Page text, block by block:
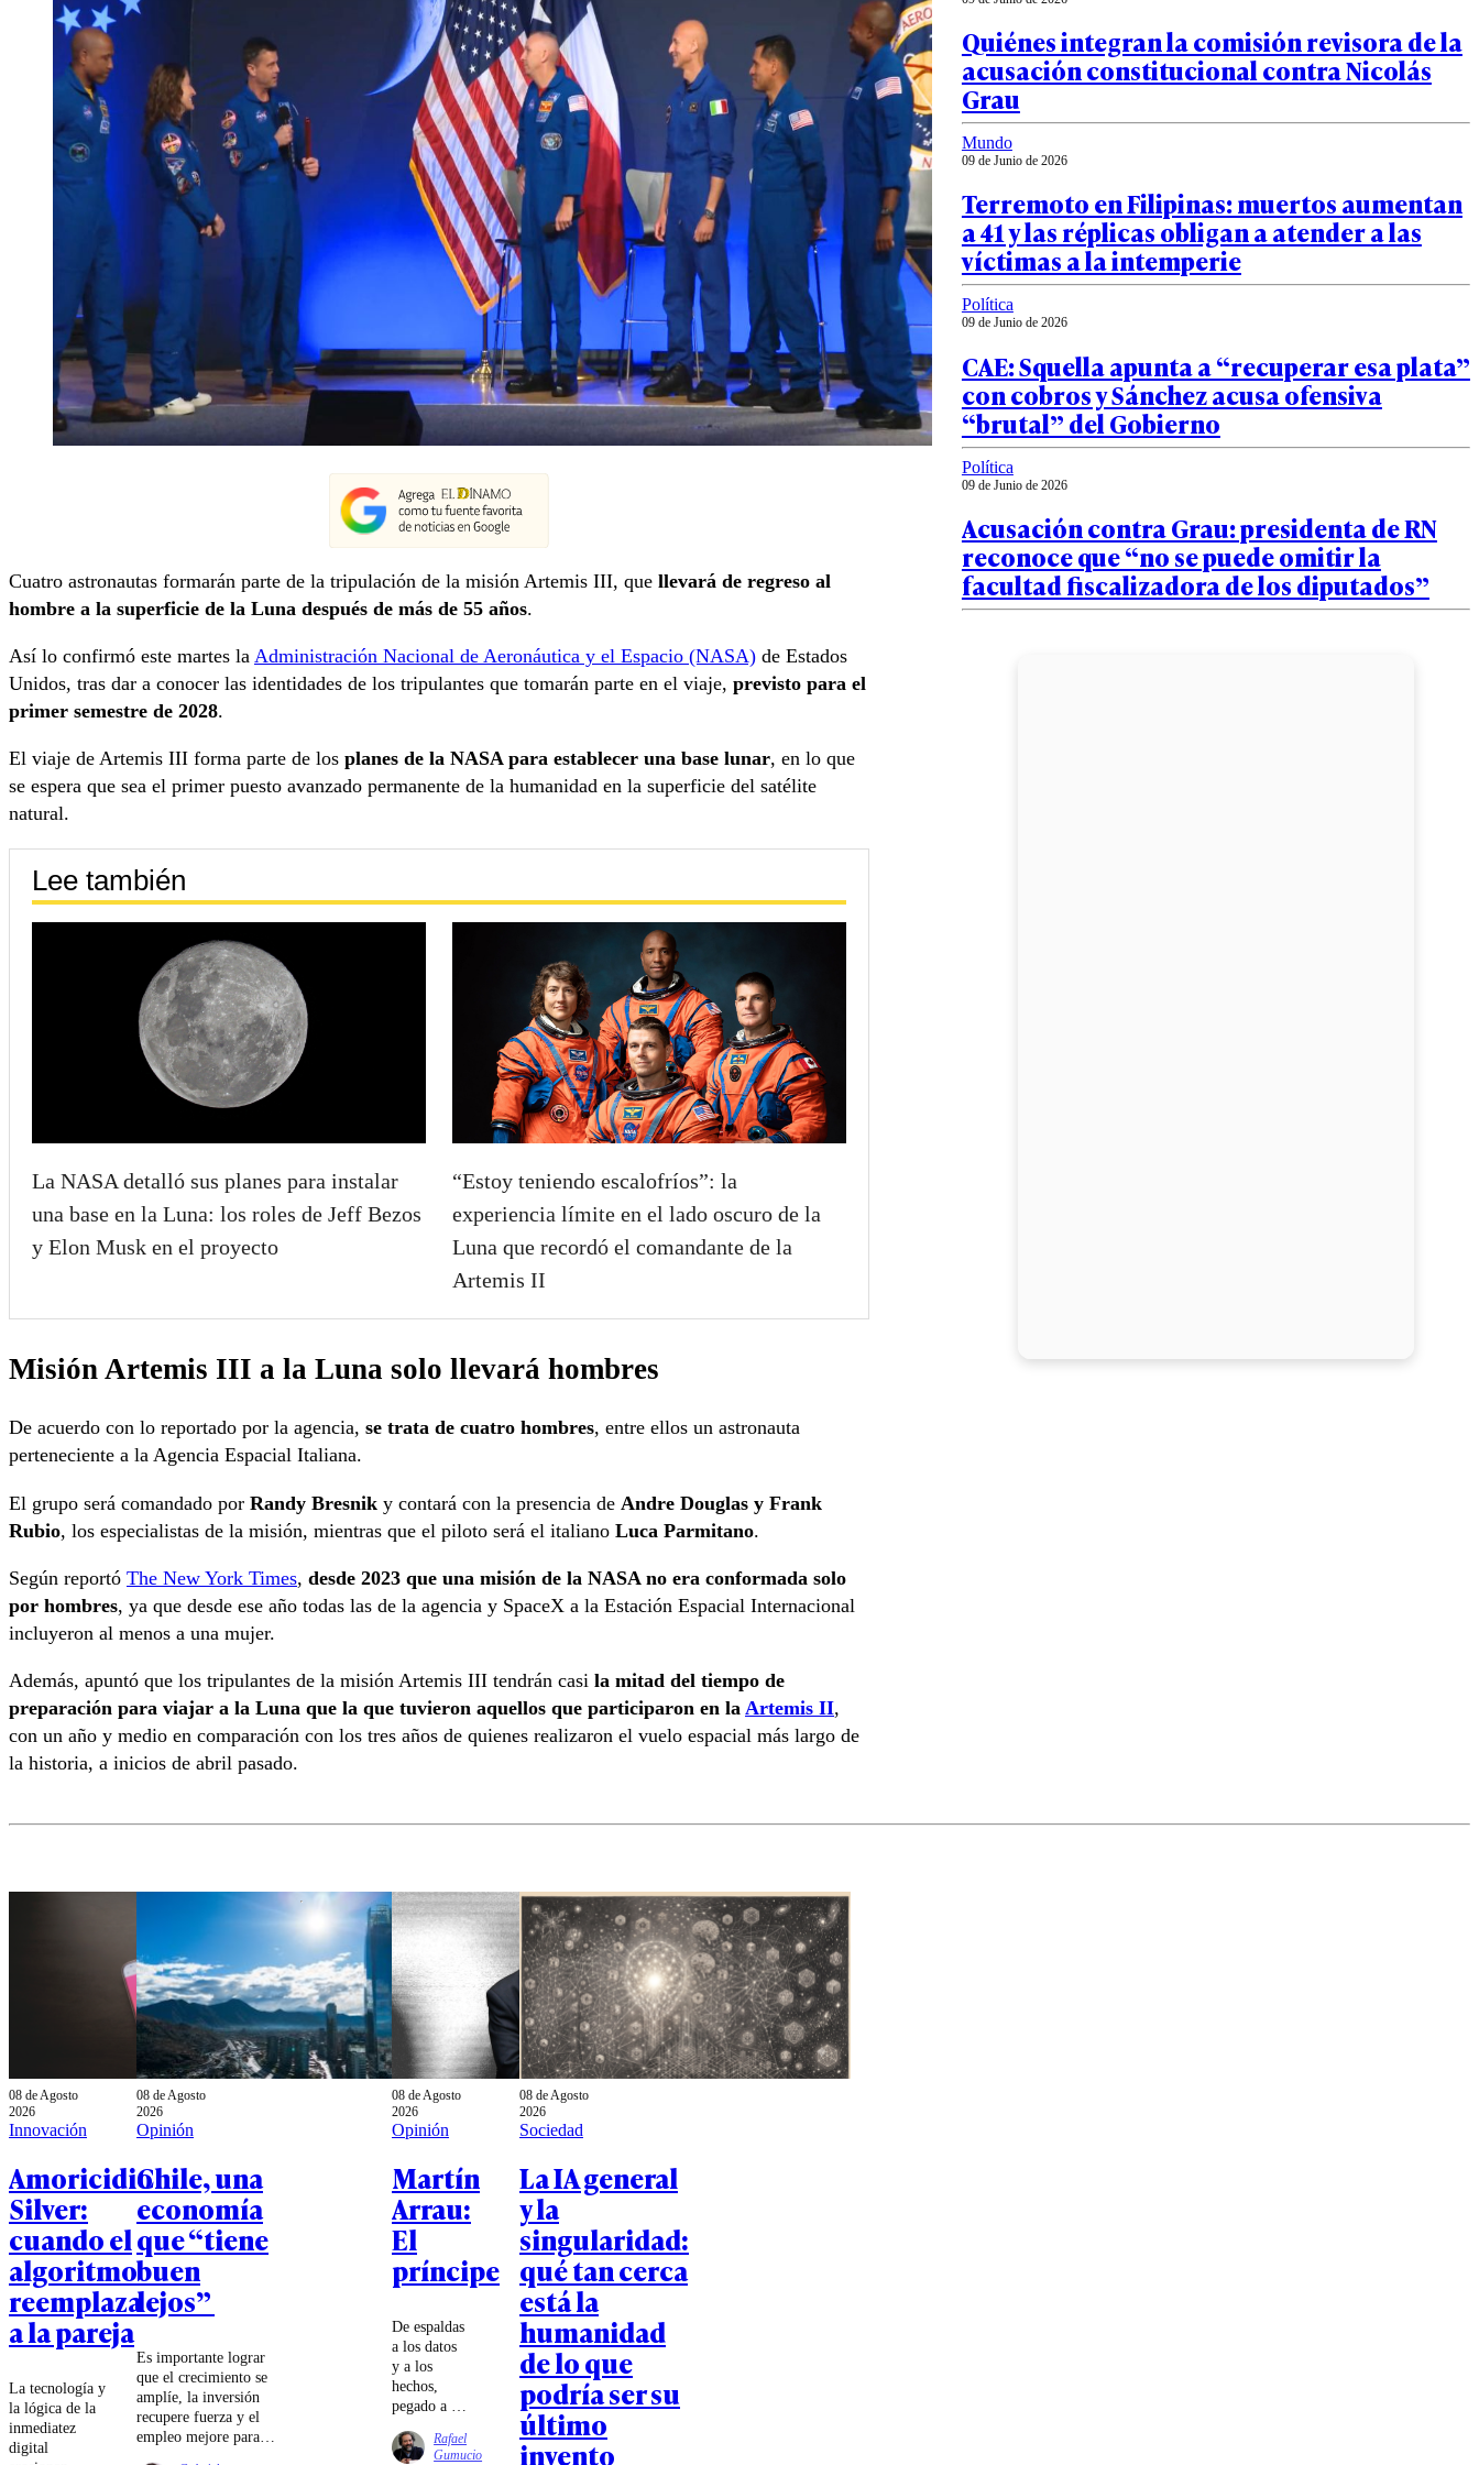
Cuatro astronautas formarán parte de la tripulación de la misión Artemis III, que llevará de regreso al
hombre a la superficie de la Luna después de más de 55 años.
Así lo confirmó este martes la Administración Nacional de Aeronáutica y el Espacio (NASA) de Estados
Unidos, tras dar a conocer las identidades de los tripulantes que tomarán parte en el viaje, previsto para el
primer semestre de 2028.
El viaje de Artemis III forma parte de los planes de la NASA para establecer una base lunar, en lo que
se espera que sea el primer puesto avanzado permanente de la humanidad en la superficie del satélite
natural.
Lee también
La NASA detalló sus planes para instalar
una base en la Luna: los roles de Jeff Bezos
y Elon Musk en el proyecto
“Estoy teniendo escalofríos”: la
experiencia límite en el lado oscuro de la
Luna que recordó el comandante de la
Artemis II
Misión Artemis III a la Luna solo llevará hombres
De acuerdo con lo reportado por la agencia, se trata de cuatro hombres, entre ellos un astronauta
perteneciente a la Agencia Espacial Italiana.
El grupo será comandado por Randy Bresnik y contará con la presencia de Andre Douglas y Frank
Rubio, los especialistas de la misión, mientras que el piloto será el italiano Luca Parmitano.
Según reportó The New York Times, desde 2023 que una misión de la NASA no era conformada solo
por hombres, ya que desde ese año todas las de la agencia y SpaceX a la Estación Espacial Internacional
incluyeron al menos a una mujer.
Además, apuntó que los tripulantes de la misión Artemis III tendrán casi la mitad del tiempo de
preparación para viajar a la Luna que la que tuvieron aquellos que participaron en la Artemis II,
con un año y medio en comparación con los tres años de quienes realizaron el vuelo espacial más largo de
la historia, a inicios de abril pasado.
Quiénes integran la comisión revisora de la
acusación constitucional contra Nicolás
Grau
Mundo
09 de Junio de 2026
Terremoto en Filipinas: muertos aumentan
a 41 y las réplicas obligan a atender a las
víctimas a la intemperie
Política
09 de Junio de 2026
CAE: Squella apunta a “recuperar esa plata”
con cobros y Sánchez acusa ofensiva
“brutal” del Gobierno
Política
09 de Junio de 2026
Acusación contra Grau: presidenta de RN
reconoce que “no se puede omitir la
facultad fiscalizadora de los diputados”
08 de Agosto
2026
Innovación
Amoricidio
Silver:
cuando el
algoritmo
reemplaza
a la pareja
La tecnología y
la lógica de la
inmediatez
digital
08 de Agosto
2026
Opinión
Chile, una
economía
que “tiene
buen
lejos”
Es importante lograr
que el crecimiento se
amplíe, la inversión
recupere fuerza y el
empleo mejore para
08 de Agosto
2026
Opinión
Martín
Arrau:
El
príncipe
De espaldas
a los datos
y a los
hechos,
pegado a la
Chile pide
Rafael
Gumucio
08 de Agosto
2026
Sociedad
La IA general
y la
singularidad:
qué tan cerca
está la
humanidad
de lo que
podría ser su
último
invento